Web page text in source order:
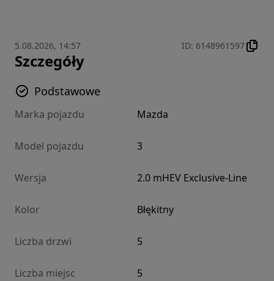
5.08.2026, 14:57 ID: 6148961597
Szczegóły
Podstawowe
Marka pojazdu Mazda
Model pojazdu 3
Wersja 2.0 mHEV Exclusive-Line
Kolor Błękitny
Liczba drzwi 5
Liczba miejsc 5